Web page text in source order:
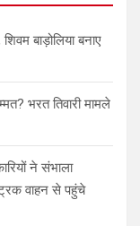
शिवम बाड़ोलिया बनाए
भरत तिवारी मामले
ने संभाला
वाहन से पहुंचे